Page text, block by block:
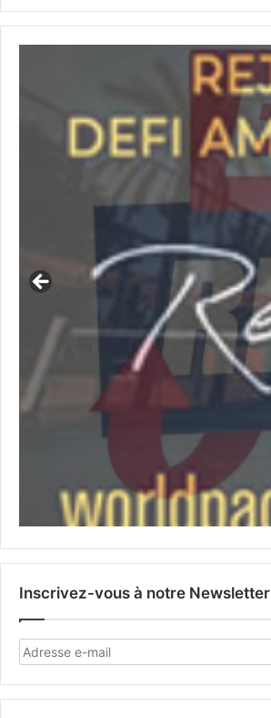
Inscrivez-vous à notre Newsletter